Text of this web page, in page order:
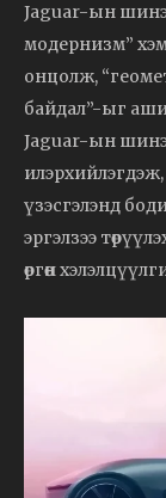
Jaguar-ын
модернизм”
онцолж,
байдал”-ыг
Jaguar-ын
үзэсгэлэнд
эргэлзээ
өргөн